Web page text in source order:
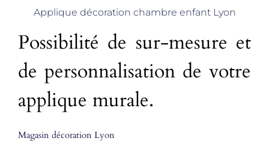
Applique décoration chambre enfant Lyon
Possibilité de sur-mesure et
de personnalisation de votre
applique murale.
Magasin décoration Lyon